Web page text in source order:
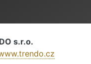
s.r.o.